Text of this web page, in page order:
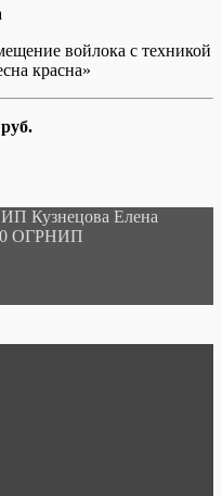
войлока с техникой
красна»
Кузнецова Елена
ОГРНИП